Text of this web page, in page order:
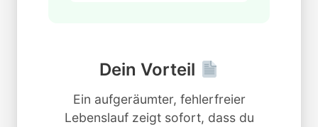
Dein Vorteil
Ein aufgeräumter, fehlerfreier
Lebenslauf zeigt sofort, dass du